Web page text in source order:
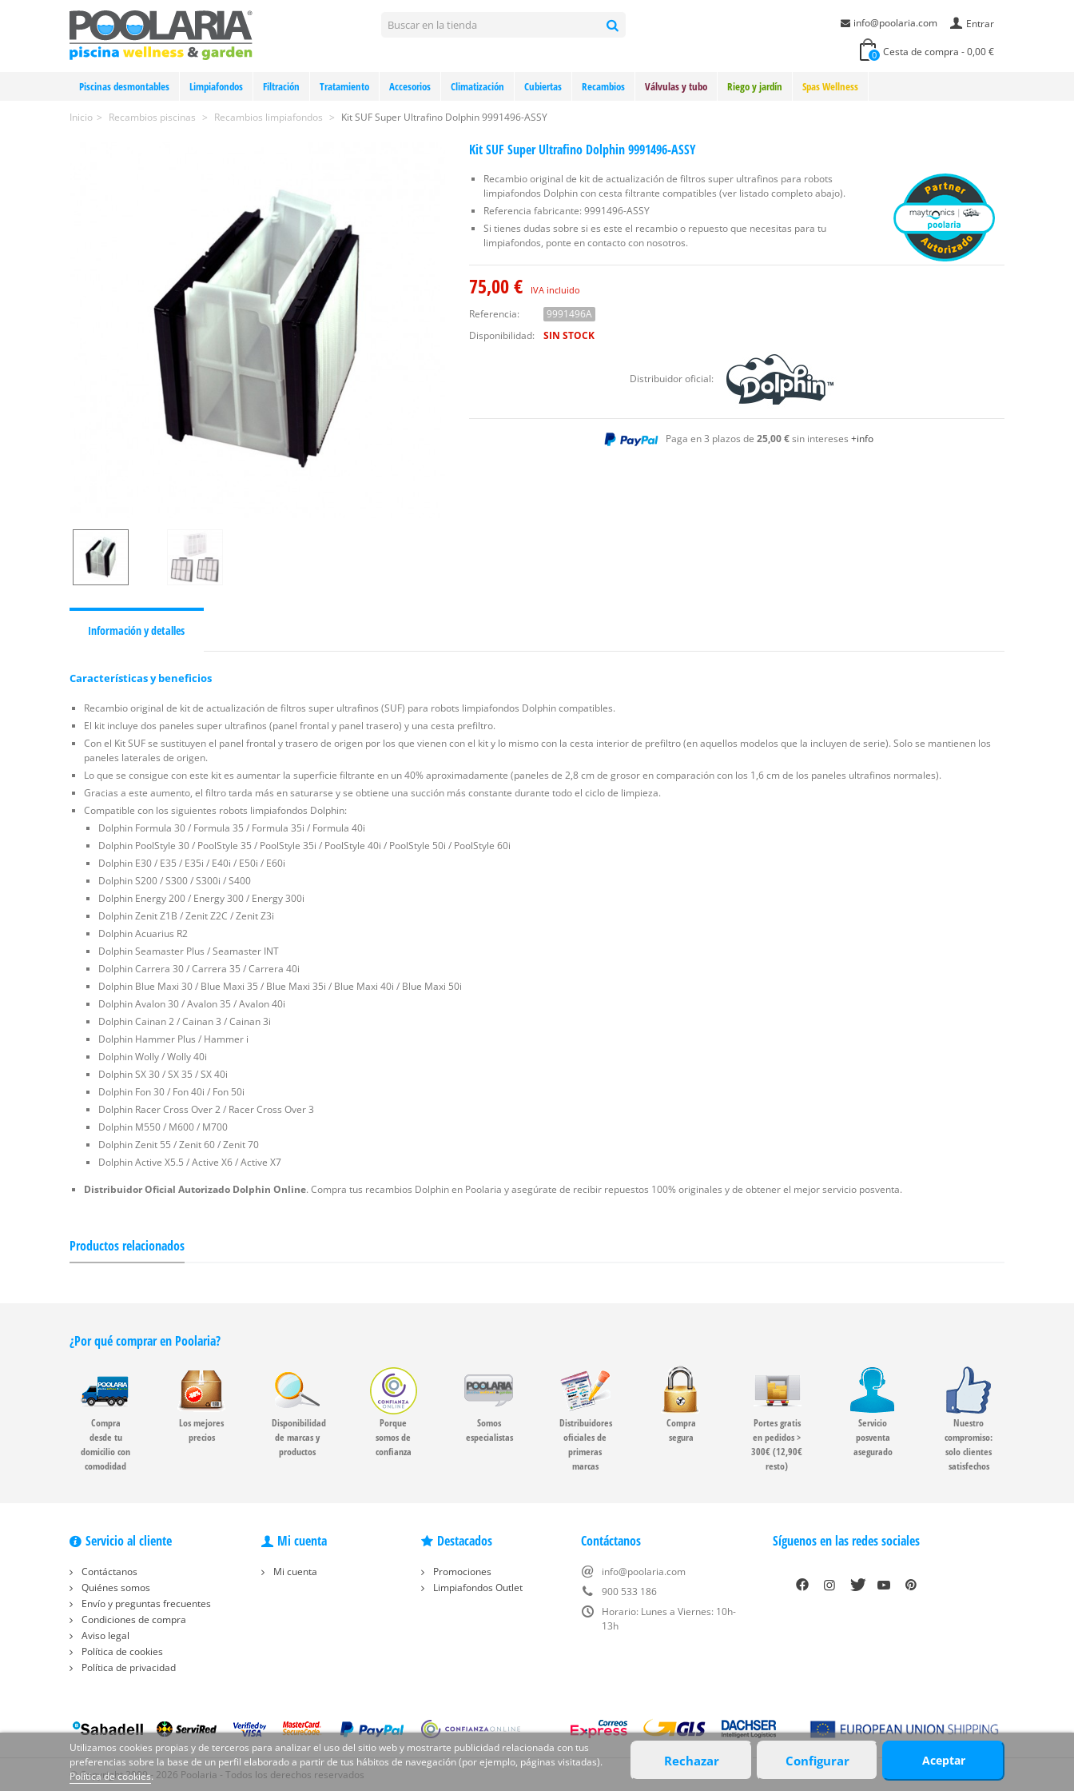
Entrar
info@poolaria.com
0 Cesta de compra -0,00 €
Piscinas desmontables Limpiafondos Filtración Tratamiento Accesorios Climatización Cubiertas Recambios Válvulas y tubo Riego y jardín Spas Wellness
Inicio > Recambios piscinas > Recambios limpiafondos > Kit SUF Super Ultrafino Dolphin 9991496-ASSY
Kit SUF Super Ultrafino Dolphin 9991496-ASSY
Recambio original de kit de actualización de filtros super ultrafinos para robots
limpiafondos Dolphin con cesta filtrante compatibles (ver listado completo abajo).
Referencia fabricante: 9991496-ASSY
Si tienes dudas sobre si es este el recambio o repuesto que necesitas para tu
limpiafondos, ponte en contacto con nosotros.
75,00 € IVA incluido
Referencia:
9991496A
Disponibilidad:
SIN STOCK
Distribuidor oficial:
Paga en 3 plazos de25,00 €sin intereses+info
Información y detalles
Características y beneficios
Recambio original de kit de actualización de filtros super ultrafinos (SUF) para robots limpiafondos Dolphin compatibles.
El kit incluye dos paneles super ultrafinos (panel frontal y panel trasero) y una cesta prefiltro.
Con el Kit SUF se sustituyen el panel frontal y trasero de origen por los que vienen con el kit y lo mismo con la cesta interior de prefiltro (en aquellos modelos que la incluyen de serie). Solo se mantienen los
paneles laterales de origen.
Lo que se consigue con este kit es aumentar la superficie filtrante en un 40% aproximadamente (paneles de 2,8 cm de grosor en comparación con los 1,6 cm de los paneles ultrafinos normales).
Gracias a este aumento, el filtro tarda más en saturarse y se obtiene una succión más constante durante todo el ciclo de limpieza.
Compatible con los siguientes robots limpiafondos Dolphin:
Dolphin Formula 30 / Formula 35 / Formula 35i / Formula 40i
Dolphin PoolStyle 30 / PoolStyle 35 / PoolStyle 35i / PoolStyle 40i / PoolStyle 50i / PoolStyle 60i
Dolphin E30 / E35 / E35i / E40i / E50i / E60i
Dolphin S200 / S300 / S300i / S400
Dolphin Energy 200 / Energy 300 / Energy 300i
Dolphin Zenit Z1B / Zenit Z2C / Zenit Z3i
Dolphin Acuarius R2
Dolphin Seamaster Plus / Seamaster INT
Dolphin Carrera 30 / Carrera 35 / Carrera 40i
Dolphin Blue Maxi 30 / Blue Maxi 35 / Blue Maxi 35i / Blue Maxi 40i / Blue Maxi 50i
Dolphin Avalon 30 / Avalon 35 / Avalon 40i
Dolphin Cainan 2 / Cainan 3 / Cainan 3i
Dolphin Hammer Plus / Hammer i
Dolphin Wolly / Wolly 40i
Dolphin SX 30 / SX 35 / SX 40i
Dolphin Fon 30 / Fon 40i / Fon 50i
Dolphin Racer Cross Over 2 / Racer Cross Over 3
Dolphin M550 / M600 / M700
Dolphin Zenit 55 / Zenit 60 / Zenit 70
Dolphin Active X5.5 / Active X6 / Active X7
Distribuidor Oficial Autorizado Dolphin Online. Compra tus recambios Dolphin en Poolaria y asegúrate de recibir repuestos 100% originales y de obtener el mejor servicio posventa.
Productos relacionados
¿Por qué comprar en Poolaria?
Compra
desde tu
domicilio con
comodidad
Los mejores
precios
Disponibilidad
de marcas y
productos
Porque
somos de
confianza
Somos
especialistas
Distribuidores
oficiales de
primeras
marcas
Compra
segura
Portes gratis
en pedidos >
300€ (12,90€
resto)
Servicio
posventa
asegurado
Nuestro
compromiso:
solo clientes
satisfechos
Servicio al cliente
Contáctanos
Quiénes somos
Envío y preguntas frecuentes
Condiciones de compra
Aviso legal
Política de cookies
Política de privacidad
Mi cuenta
Mi cuenta
Destacados
Promociones
Limpiafondos Outlet
Contáctanos
info@poolaria.com
900 533 186
Horario: Lunes a Viernes: 10h-
13h
Síguenos en las redes sociales
Utilizamos cookies propias y de terceros para analizar el uso del sitio web y mostrarte publicidad relacionada con tus
preferencias sobre la base de un perfil elaborado a partir de tus hábitos de navegación (por ejemplo, páginas visitadas).
Política de cookies.
Rechazar Configurar Aceptar
© Copyright 2009 - 2026 Poolaria - Todos los derechos reservados